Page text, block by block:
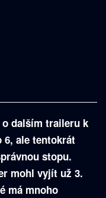
o dalším traileru k
6, ale tentokrát
stopu.
mohl vyjít už 3.
má mnoho